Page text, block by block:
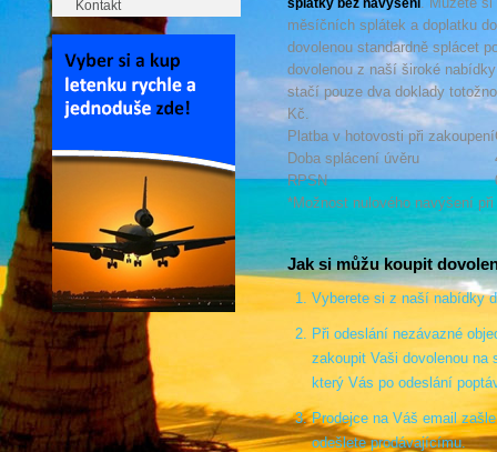
Kontakt
splátky bez navýšení
měsíčních splátek a doplatku
dovolenou standardně splácet
dovolenou z naší široké
stačí pouze dva doklady
Kč.
Platba v hotovosti při zakoupení
Doba splácení úvěru
RPSN
*Možnost nulového navýšení
Jak si můžu koupit
Vyberete si z naší nabídky
Při odeslání nezávazné
zakoupit Vaši dovolenou na
který Vás po odeslání
Prodejce na Váš email
odešlete prodávajícímu.